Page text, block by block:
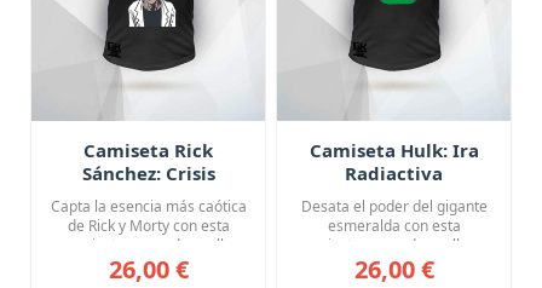
Camiseta Rick
Sánchez: Crisis
Existencial
Capta la esencia más caótica
de Rick y Morty con esta
camiseta negra de cuell...
26,00 €
Camiseta Hulk: Ira
Radiactiva
Desata el poder del gigante
esmeralda con esta
camiseta negra de cuello en
V....
26,00 €